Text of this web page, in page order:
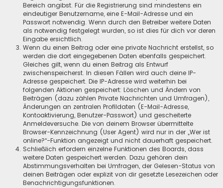
Bereich angibst. Für die Registrierung sind mindestens ein
eindeutiger Benutzername, eine E-Mail-Adresse und ein
Passwort notwendig. Wenn durch den Betreiber weitere Daten
als notwendig festgelegt wurden, so ist dies für dich vor deren
Eingabe ersichtlich.
Wenn du einen Beitrag oder eine private Nachricht erstellst, so
werden die dort eingegebenen Daten ebenfalls gespeichert.
Gleiches gilt, wenn du einen Beitrag als Entwurf
zwischenspeicherst. In diesen Fällen wird auch deine IP-
Adresse gespeichert. Die IP-Adresse wird weiterhin bei
folgenden Aktionen gespeichert: Löschen und Ändern von
Beiträgen (dazu zählen Private Nachrichten und Umfragen),
Änderungen an zentralen Profildaten (E-Mail-Adresse,
Kontoaktivierung, Benutzer-Passwort) und gescheiterte
Anmeldeversuche. Die von deinem Browser übermittelte
Browser-Kennzeichnung (User Agent) wird nur in der „Wer ist
online?“-Funktion angezeigt und nicht dauerhaft gespeichert.
Schließlich erfordern einzelne Funktionen des Boards, dass
weitere Daten gespeichert werden. Dazu gehören dein
Abstimmungsverhalten bei Umfragen, der Gelesen-Status von
deinen Beiträgen oder explizit von dir gesetzte Lesezeichen oder
Benachrichtigungsfunktionen.